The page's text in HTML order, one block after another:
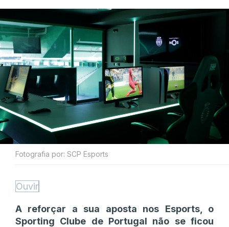
Fotografia por: SCP Esports
Ouvir
A reforçar a sua aposta nos Esports, o
Sporting Clube de Portugal não se ficou